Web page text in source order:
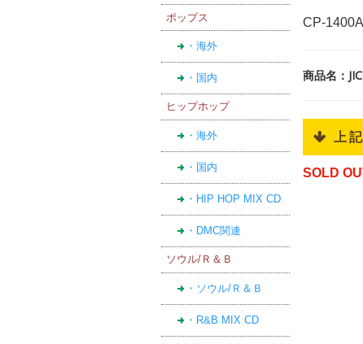
ポップス
・海外
・国内
ヒップホップ
・海外
・国内
・HIP HOP MIX CD
・DMC関連
ソウル/Ｒ＆Ｂ
・ソウル/Ｒ＆Ｂ
・R&B MIX CD
CP-1400A
商品名：
 上
SOLD